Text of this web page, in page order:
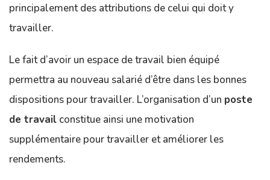
principalement des attributions de celui qui doit y
travailler.
Le fait d’avoir un espace de travail bien équipé
permettra au nouveau salarié d’être dans les bonnes
dispositions pour travailler. L’organisation d’un poste
de travail constitue ainsi une motivation
supplémentaire pour travailler et améliorer les
rendements.